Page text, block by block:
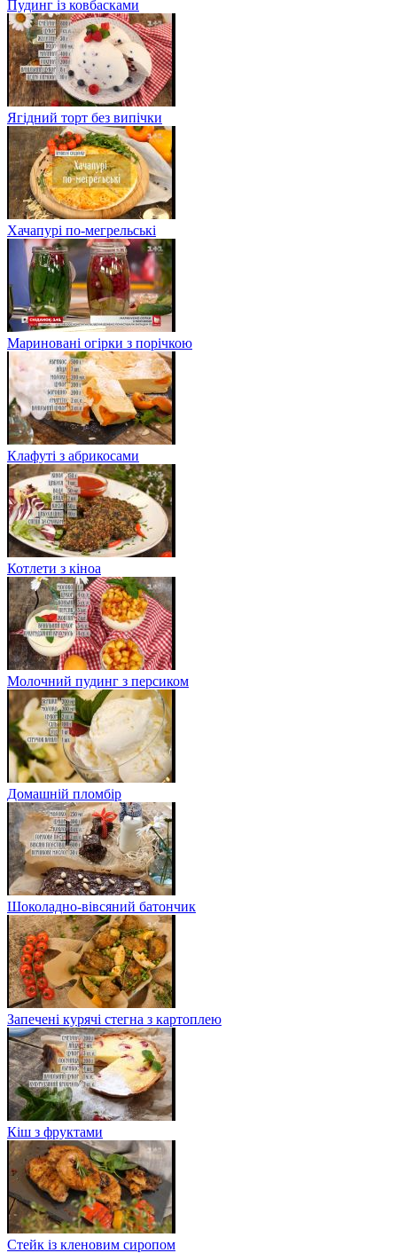
Пудинг із ковбасками
Ягідний торт без випічки
Хачапурі по-мегрельські
Мариновані огірки з порічкою
Клафуті з абрикосами
Котлети з кіноа
Молочний пудинг з персиком
Домашній пломбір
Шоколадно-вівсяний батончик
Запечені курячі стегна з картоплею
Кіш з фруктами
Стейк із кленовим сиропом